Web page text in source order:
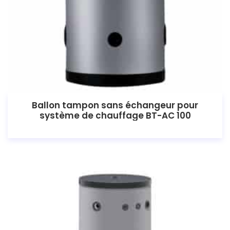
Ballon tampon sans échangeur pour
système de chauffage BT-AC 100